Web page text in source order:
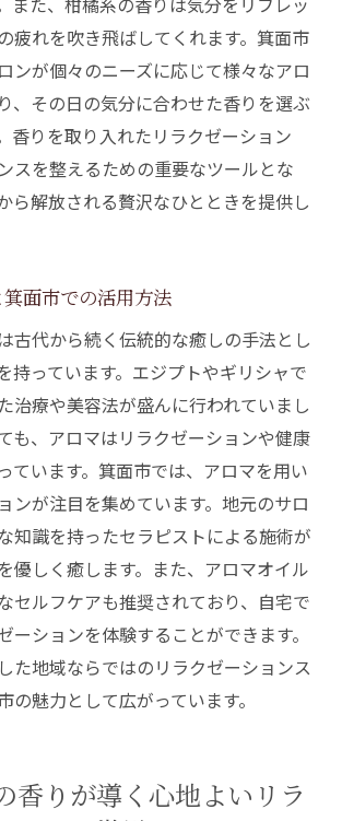
とときを演出するアロマの香り
のアロマリラクゼーションプラン
と一緒に楽しむアロマセッション
ラクゼーションがもたらす心の豊
の疲れを癒す箕面市のおすすめス
れを癒すアロマサロンの選び方
おすすめのリラクゼーション施設
を活用した箕面市でのリフレッシュ
されるリラクゼーションスポット
体験する心地よいアロマのひとと
きアロマリラクゼーションの名所
疲れを吹き飛ばしてくれます。箕面市
ンが個々のニーズに応じて様々なアロ
、その日の気分に合わせた香りを選ぶ
香りを取り入れたリラクゼーション
スを整えるための重要なツールとな
ら解放される贅沢なひとときを提供し
面市での活用方法
古代から続く伝統的な癒しの手法とし
持っています。エジプトやギリシャで
治療や美容法が盛んに行われていまし
も、アロマはリラクゼーションや健康
ています。箕面市では、アロマを用い
ンが注目を集めています。地元のサロ
知識を持ったセラピストによる施術が
優しく癒します。また、アロマオイル
セルフケアも推奨されており、自宅で
ーションを体験することができます。
た地域ならではのリラクゼーションス
の魅力として広がっています。
香りが導く心地よいリラ